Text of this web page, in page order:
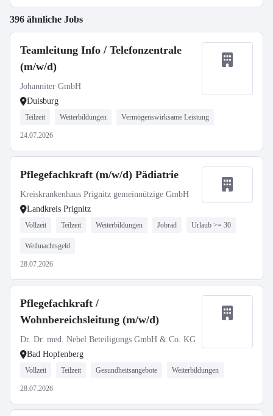
396 ähnliche Jobs
Teamleitung Info / Telefonzentrale
(m/w/d)
Johanniter GmbH
Duisburg
Teilzeit Weiterbildungen Vermögenswirksame Leistung
24.07.2026
Pflegefachkraft (m/w/d) Pädiatrie
Kreiskrankenhaus Prignitz gemeinnützige GmbH
Landkreis Prignitz
Vollzeit Teilzeit Weiterbildungen Jobrad Urlaub >= 30
Weihnachtsgeld
28.07.2026
Pflegefachkraft /
Wohnbereichsleitung (m/w/d)
Dr. Dr. med. Nebel Beteiligungs GmbH & Co. KG
Bad Hopfenberg
Vollzeit Teilzeit Gesundheitsangebote Weiterbildungen
28.07.2026